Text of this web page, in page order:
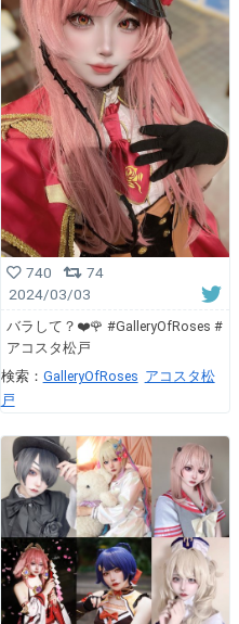
740
74
2024/03/03
バラして？❤️🌹 #GalleryOfRoses #
アコスタ松戸
検索： GalleryOfRoses アコスタ松
戸